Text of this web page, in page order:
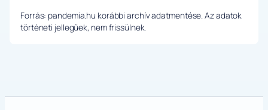
Forrás: pandemia.hu korábbi archív adatmentése. Az adatok
történeti jellegűek, nem frissülnek.